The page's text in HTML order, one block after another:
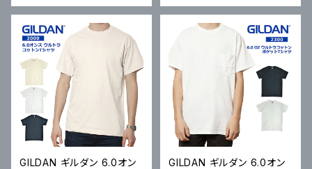
帽子 6パネルキャップ スト
ラップバックキャップ 1201
ブルズ ストラップバックキャ
ップ HD16621
GILDAN ギルダン 6.0オン GILDAN ギルダン 6.0オン